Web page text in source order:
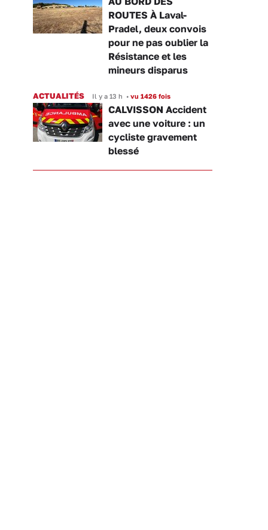
ROUTES À Laval-
Pradel, deux convois
pour ne pas oublier la
Résistance et les
mineurs disparus
ACTUALITÉS Il y a 13 h • vu 1426 fois
CALVISSON Accident
avec une voiture : un
cycliste gravement
blessé